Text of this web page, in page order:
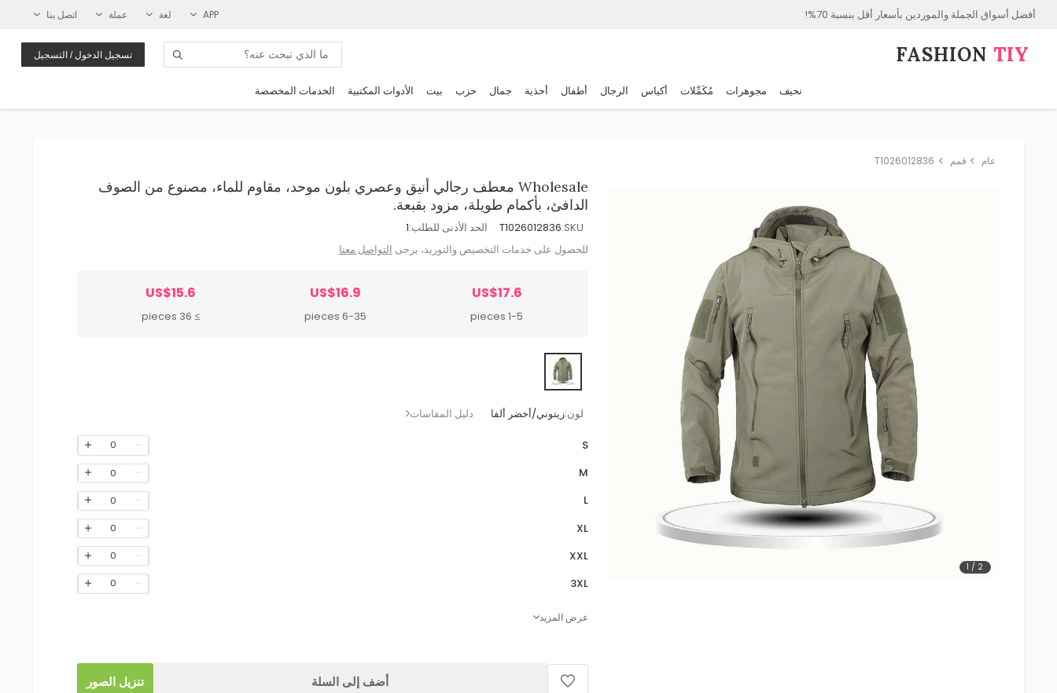
أفضل أسواق الجملة والموردين بأسعار أقل بنسبة 70%! APP لغة عملة اتصل بنا
FASHION⁠ TIY تسجيل الدخول / التسجيل
نحيف مجوهرات مُكَمِّلات أكياس الرجال أطفال أحذية جمال حزب بيت الأدوات المكتبية الخدمات المخصصة
عام قمم T1026012836
1 / 2
Wholesale معطف رجالي أنيق وعصري بلون موحد، مقاوم للماء، مصنوع من الصوف
الدافئ، بأكمام طويلة، مزود بقبعة.
SKU:
T1026012836 الحد الأدنى للطلب:1
للحصول على خدمات التخصيص والتوريد، يرجى التواصل معنا
US$17.6
1-5 pieces
US$16.9
6-35 pieces
US$15.6
≥ 36 pieces
لون:زيتوني/أخضر ألفا دليل المقاسات
S
0
M
0
L
0
XL
0
XXL
0
3XL
0
عرض المزيد
أضف إلى السلة تنزيل الصور